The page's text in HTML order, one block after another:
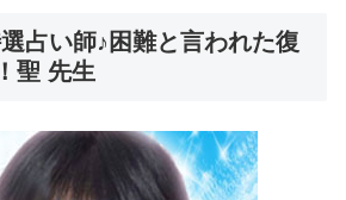
占い師♪困難と言われた復
聖 先生